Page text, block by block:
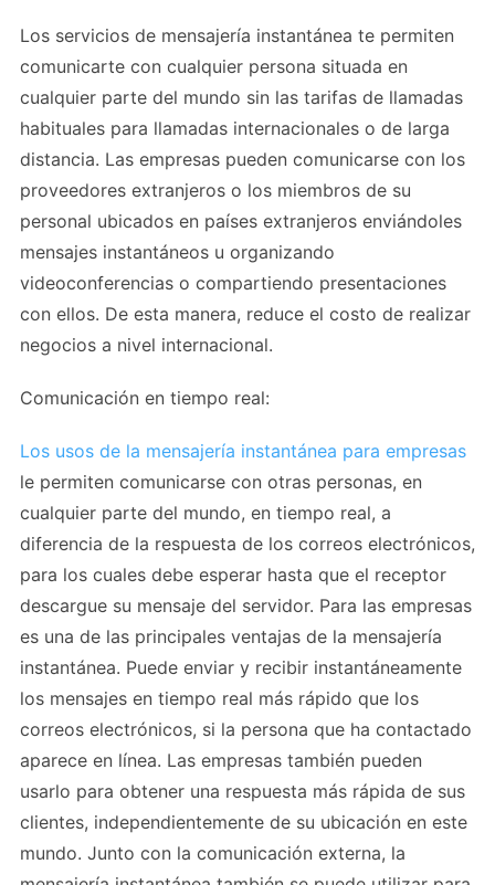
Los servicios de mensajería instantánea te permiten
comunicarte con cualquier persona situada en
cualquier parte del mundo sin las tarifas de llamadas
habituales para llamadas internacionales o de larga
distancia. Las empresas pueden comunicarse con los
proveedores extranjeros o los miembros de su
personal ubicados en países extranjeros enviándoles
mensajes instantáneos u organizando
videoconferencias o compartiendo presentaciones
con ellos. De esta manera, reduce el costo de realizar
negocios a nivel internacional.
Comunicación en tiempo real:
Los usos de la mensajería instantánea para empresas
le permiten comunicarse con otras personas, en
cualquier parte del mundo, en tiempo real, a
diferencia de la respuesta de los correos electrónicos,
para los cuales debe esperar hasta que el receptor
descargue su mensaje del servidor. Para las empresas
es una de las principales ventajas de la mensajería
instantánea. Puede enviar y recibir instantáneamente
los mensajes en tiempo real más rápido que los
correos electrónicos, si la persona que ha contactado
aparece en línea. Las empresas también pueden
usarlo para obtener una respuesta más rápida de sus
clientes, independientemente de su ubicación en este
mundo. Junto con la comunicación externa, la